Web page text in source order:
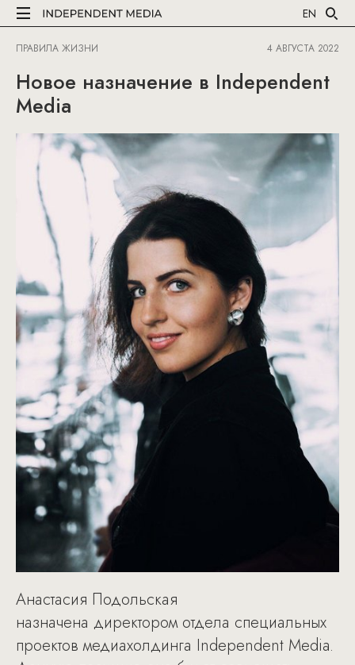
EN
ПРАВИЛА ЖИЗНИ 4 АВГУСТА 2022
Новое назначение в Independent
Media
Анастасия Подольская
назначена директором отдела специальных
проектов медиахолдинга Independent Media.